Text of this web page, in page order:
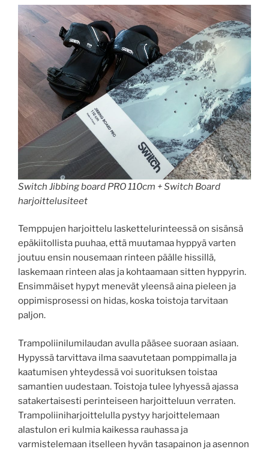
Switch Jibbing board PRO 110cm + Switch Board
harjoittelusiteet
Temppujen harjoittelu laskettelurinteessä on sisänsä
epäkiitollista puuhaa, että muutamaa hyppyä varten
joutuu ensin nousemaan rinteen päälle hissillä,
laskemaan rinteen alas ja kohtaamaan sitten hyppyrin.
Ensimmäiset hypyt menevät yleensä aina pieleen ja
oppimisprosessi on hidas, koska toistoja tarvitaan
paljon.
Trampoliinilumilaudan avulla pääsee suoraan asiaan.
Hypyssä tarvittava ilma saavutetaan pomppimalla ja
kaatumisen yhteydessä voi suorituksen toistaa
samantien uudestaan. Toistoja tulee lyhyessä ajassa
satakertaisesti perinteiseen harjoitteluun verraten.
Trampoliiniharjoittelulla pystyy harjoittelemaan
alastulon eri kulmia kaikessa rauhassa ja
varmistelemaan itselleen hyvän tasapainon ja asennon